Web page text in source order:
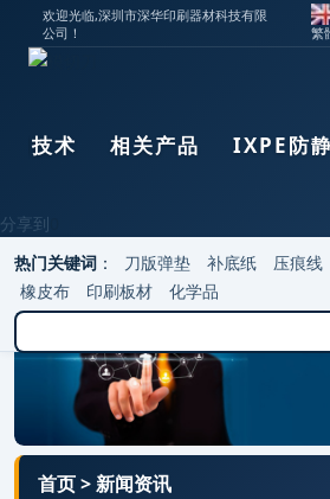
欢迎光临,深圳市深华印刷器材科技有限
公司！
繁
用技术 相关产品 IXPE防
热门关键词 ： 刀版弹垫 补底纸 压痕线
橡皮布
印刷板材 化学品
分享到
首页>新闻资讯